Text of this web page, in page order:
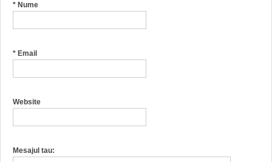
* Nume
* Email
Website
Mesajul tau: